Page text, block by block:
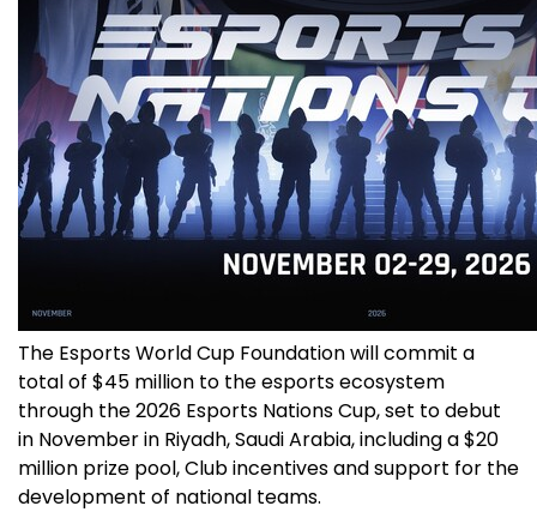
The Esports World Cup Foundation will commit a
total of $45 million to the esports ecosystem
through the 2026 Esports Nations Cup, set to debut
in November in Riyadh, Saudi Arabia, including a $20
million prize pool, Club incentives and support for the
development of national teams.